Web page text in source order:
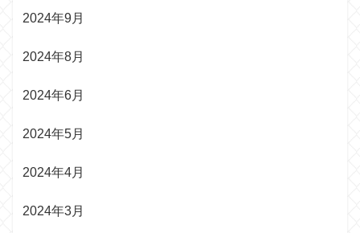
2024年9月
2024年8月
2024年6月
2024年5月
2024年4月
2024年3月